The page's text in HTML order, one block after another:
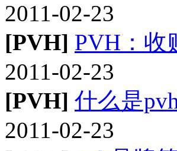
2011-02-23
[PVH] PVH：收
2011-02-23
[PVH] 什么是
2011-02-23